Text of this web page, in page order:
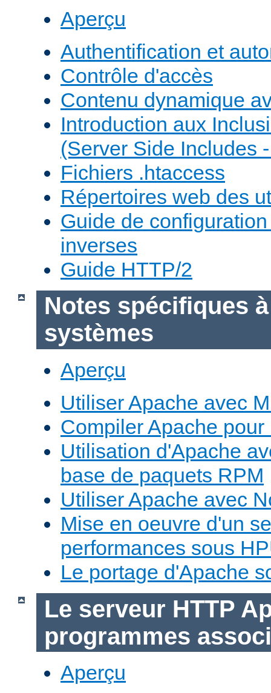
Aperçu
Authentification et
Contrôle d'accès
Contenu dynamique
Introduction aux
(Server Side Includes
Fichiers .htaccess
Répertoires web des
Guide de
inverses
Guide HTTP/2
Notes spécifiques
systèmes
Aperçu
Utiliser Apache avec
Compiler Apache
Utilisation d'Apache
base de paquets RPM
Utiliser Apache avec
Mise en oeuvre d'un
performances sous
Le portage d'Apache
Le serveur HTTP
programmes
Aperçu